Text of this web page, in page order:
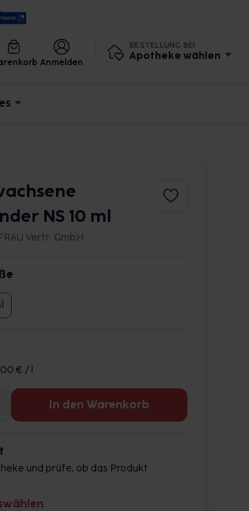
Anmelden
BESTELLUNG BEI
Apotheke wählen
NS 10 ml
Vertr. GmbH
€ / l
In den Warenkorb
und prüfe, ob das Produkt